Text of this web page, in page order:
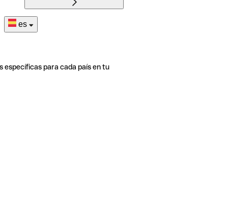
es
específicas para cada país en tu